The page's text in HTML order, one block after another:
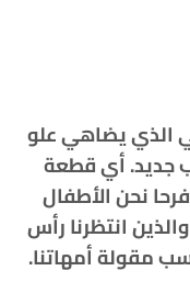
الذي يضاهي علو
جديد. أي قطعة
نحن الأطفال
انتظرنا رأس